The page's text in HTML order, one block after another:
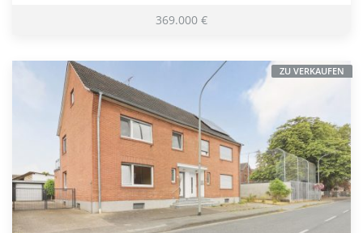
369.000 €
ZU VERKAUFEN